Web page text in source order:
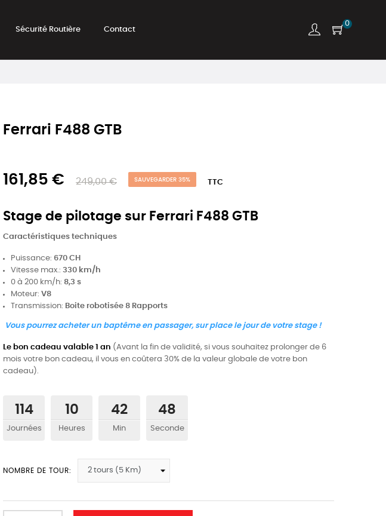
Sécurité Routière Contact
0
Ferrari F488 GTB
161,85 € 249,00 € SAUVEGARDER 35% TTC
Stage de pilotage sur Ferrari F488 GTB
Caractéristiques techniques
Puissance: 670 CH
Vitesse max.: 330 km/h
0 à 200 km/h: 8,3 s
Moteur: V8
Transmission: Boite robotisée 8 Rapports
Vous pourrez acheter un baptême en passager, sur place le jour de votre stage !
Le bon cadeau valable 1 an (Avant la fin de validité, si vous souhaitez prolonger de 6
mois votre bon cadeau, il vous en coûtera 30% de la valeur globale de votre bon
cadeau).
114
Journées
10
Heures
42
Min
47
Seconde
NOMBRE DE TOUR: